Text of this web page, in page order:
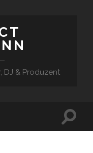
DJ & Produzent